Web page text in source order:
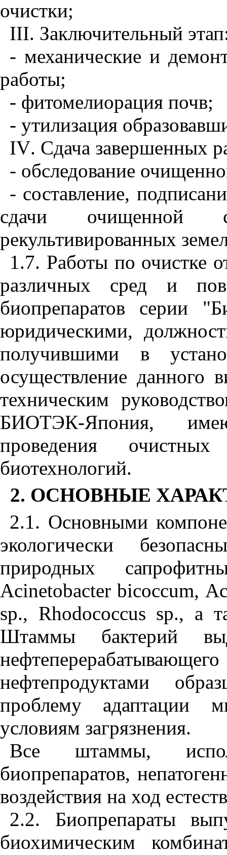
очистки;
III. Заключительный
- механические и
работы;
- фитомелиорация почв;
- утилизация
IV. Сдача завершенных
- обследование
- составление,
сдачи очищенной
рекультивированных
1.7. Работы по очистке
различных сред и
биопрепаратов серии
юридическими,
получившими в
осуществление данного
техническим
БИОТЭК-Япония,
проведения
биотехнологий.
2. ОСНОВНЫЕ
2.1. Основными
экологически
природных
Acinetobacter bicoccum,
sp., Rhodococcus sp., а
Штаммы бактерий
нефтепродуктами
проблему адаптации
условиям загрязнения.
Все штаммы,
биопрепаратов,
воздействия на ход
2.2. Биопрепараты
биохимическим